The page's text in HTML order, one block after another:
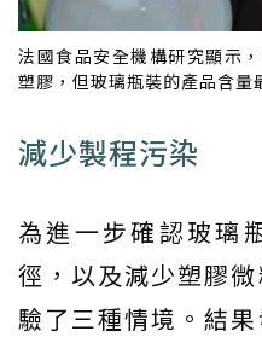
法國食品安全機構研究顯示
塑膠，但玻璃瓶裝的產品含
減少製程污染
為進一步確認玻璃
徑，以及減少塑膠
驗了三種情境。結